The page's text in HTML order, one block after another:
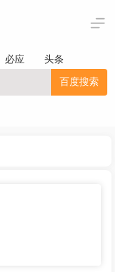
必应
头条
百度搜索